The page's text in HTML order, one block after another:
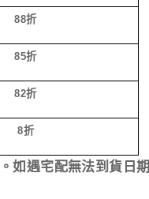
88折
85折
82折
8折
。如遇宅配無法到貨日期